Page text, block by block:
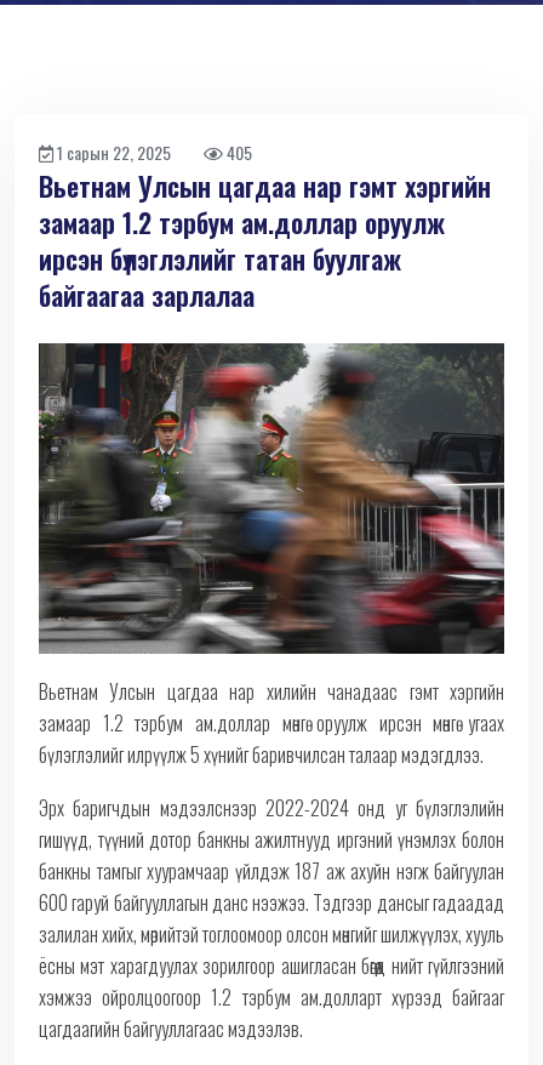
1 сарын 22, 2025 405
Вьетнам Улсын цагдаа нар гэмт хэргийн
замаар 1.2 тэрбум ам.доллар оруулж
ирсэн бүлэглэлийг татан буулгаж
байгаагаа зарлалаа
Вьетнам Улсын цагдаа нар хилийн чанадаас гэмт хэргийн
замаар 1.2 тэрбум ам.доллар мөнгө оруулж ирсэн мөнгө угаах
бүлэглэлийг илрүүлж 5 хүнийг баривчилсан талаар мэдэгдлээ.
Эрх баригчдын мэдээлснээр 2022-2024 онд уг бүлэглэлийн
гишүүд, түүний дотор банкны ажилтнууд иргэний үнэмлэх болон
банкны тамгыг хуурамчаар үйлдэж 187 аж ахуйн нэгж байгуулан
600 гаруй байгууллагын данс нээжээ. Тэдгээр дансыг гадаадад
залилан хийх, мөрийтэй тоглоомоор олсон мөнгийг шилжүүлэх, хууль
ёсны мэт харагдуулах зорилгоор ашигласан бөгөөд нийт гүйлгээний
хэмжээ ойролцоогоор 1.2 тэрбум ам.долларт хүрээд байгааг
цагдаагийн байгууллагаас мэдээлэв.